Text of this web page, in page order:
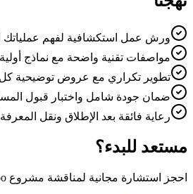
ورش عمل استكشافية لفهم عملياتك
مواصفات تقنية واضحة مع نماذج
تطوير تكراري مع عروض توضيحية كل
ضمان جودة شامل واختبار قبول
رعاية فائقة بعد الإطلاق ونقل
مستعد للبدء؟
احجز استشارة مجانية لمناقشة مشروع Odoo الخاص بك.